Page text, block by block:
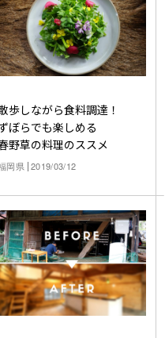
歩しながら食料調達！
ぼらでも楽しめる
野草の料理のススメ
岡県 2019/03/12